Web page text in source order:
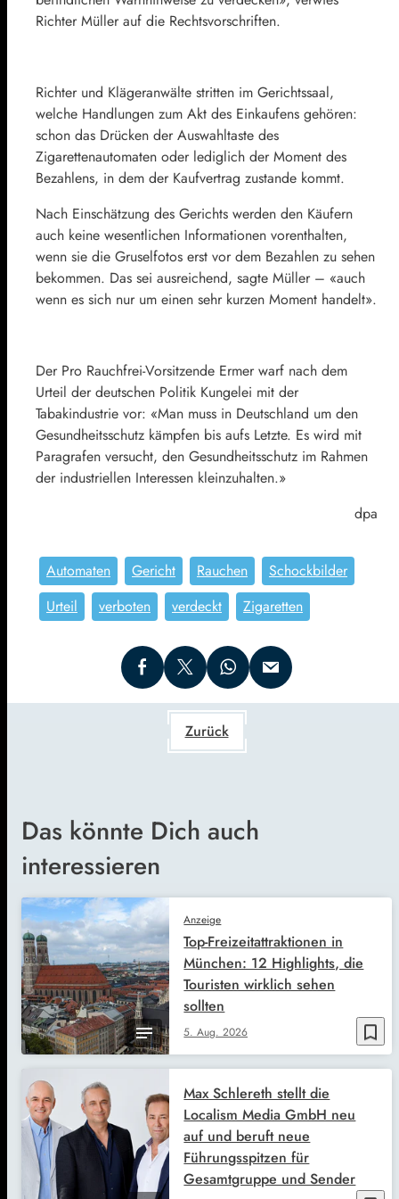
Richter Müller auf die Rechtsvorschriften.
Richter und Klägeranwälte stritten im Gerichtssaal,
welche Handlungen zum Akt des Einkaufens gehören:
schon das Drücken der Auswahltaste des
Zigarettenautomaten oder lediglich der Moment des
Bezahlens, in dem der Kaufvertrag zustande kommt.
Nach Einschätzung des Gerichts werden den Käufern
auch keine wesentlichen Informationen vorenthalten,
wenn sie die Gruselfotos erst vor dem Bezahlen zu sehen
bekommen. Das sei ausreichend, sagte Müller – «auch
wenn es sich nur um einen sehr kurzen Moment handelt».
Der Pro Rauchfrei-Vorsitzende Ermer warf nach dem
Urteil der deutschen Politik Kungelei mit der
Tabakindustrie vor: «Man muss in Deutschland um den
Gesundheitsschutz kämpfen bis aufs Letzte. Es wird mit
Paragrafen versucht, den Gesundheitsschutz im Rahmen
der industriellen Interessen kleinzuhalten.»
dpa
Automaten Gericht Rauchen
Schockbilder
Urteil
verboten verdeckt Zigaretten
Zurück
Das könnte Dich auch
interessieren
bookmark_border
Anzeige
5. Aug. 2026
Top-Freizeitattraktionen in
München: 12 Highlights, die
Touristen wirklich sehen
sollten
Max Schlereth stellt die
Localism Media GmbH neu
auf und beruft neue
Führungsspitzen für
Gesamtgruppe und Sender